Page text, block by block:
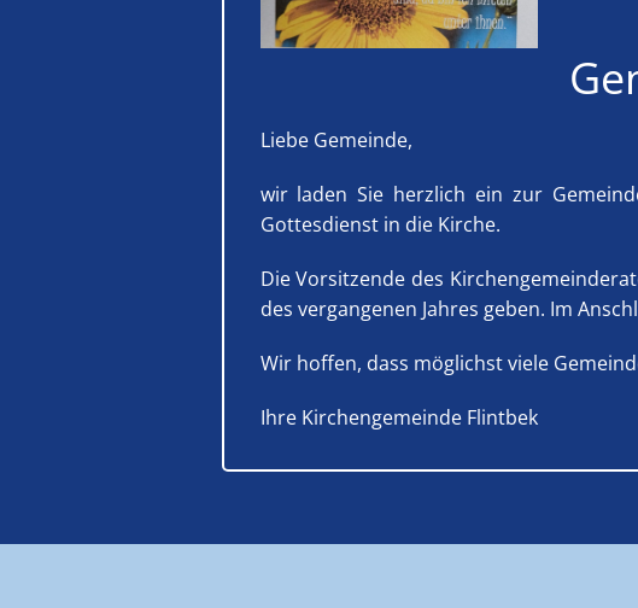
Liebe Gemeinde,
wir laden Sie herzlich ein zur
Gottesdienst in die Kirche.
Die Vorsitzende des
des vergangenen Jahres geben. Im
Wir hoffen, dass möglichst viele
Ihre Kirchengemeinde Flintbek